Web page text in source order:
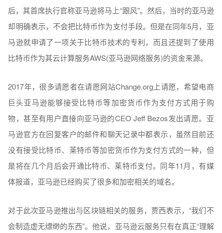
后，其首席执行官称亚马逊将马上“跟风”。然后，当时的亚马逊
却明确表示，不会把比特币作为支付手段。但是在同年5月，亚
马逊就申请了一项关于比特币技术的专利，而且还提到了使用
比特币作为其云计算服务AWS(亚马逊网络服务)的资金来源。
2017年，很多请愿者在请愿网站Change.org上请愿，希望电商
巨头亚马逊能够接受比特币等加密货币作为支付方式用于购
物，甚至有用户直接向亚马逊的CEO Jeff Bezos发出请愿。亚
马逊官方在回复客户的邮件和聊天记录中都表示，虽然目前还
没有接受比特币、莱特币等加密货币作为支付方式的一种，但
是将在几个月后会开通比特币、莱特币支付。同年11月，有媒
体报道，亚马逊已经购买了很多和加密相关的域名。
对于此次亚马逊推出与区块链相关的服务，贾西表示，“我们不
会制造虚无缥缈的东西”。他说，亚马逊云服务只有在真正“理解